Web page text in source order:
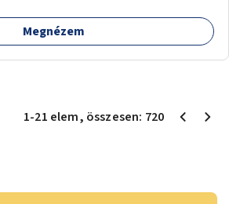
Megnézem
1-21 elem, összesen: 720